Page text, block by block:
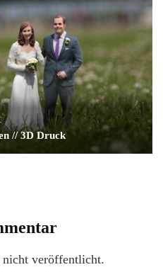
// 3D Druck
veröffentlicht.